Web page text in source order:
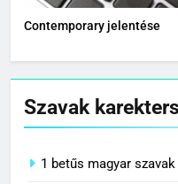
Contemporary jelentése
Szavak
1 betűs magyar szavak